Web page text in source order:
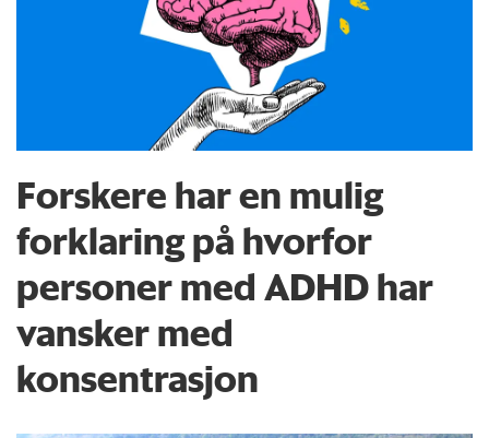
Forskere har en mulig
forklaring på hvorfor
personer med ADHD har
vansker med
konsentrasjon